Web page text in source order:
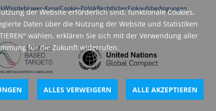
der Website erforderlich sind; funktionale Cookies,
Daten über die Nutzung der Website und Statistiken
wählen, erklären Sie sich mit der Verwendung aller
für die Zukunft widerrufen.
ALLES VERWEIGERN ALLE AKZEPTIEREN
Whistleblower-KanalCookie-PolitikRechtlicherEinkaufsbedingungen